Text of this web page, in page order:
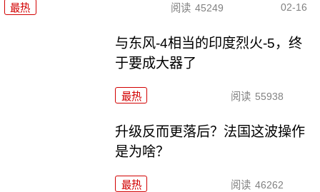
最热 阅读 45249 02-16
与东风-4相当的印度烈火-5，终
于要成大器了
最热 阅读 55938
升级反而更落后？法国这波操作
是为啥？
最热 阅读 46262